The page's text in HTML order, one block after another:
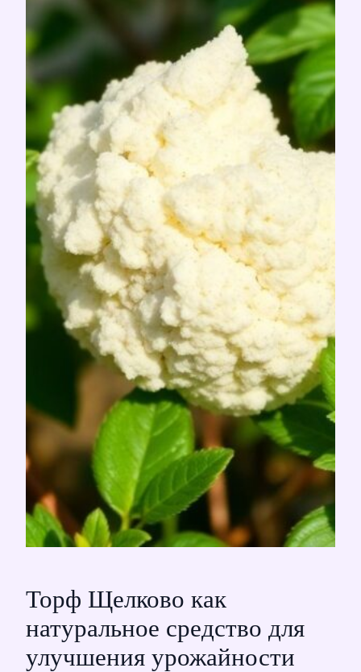
Торф Щелково как
натуральное средство для
улучшения урожайности